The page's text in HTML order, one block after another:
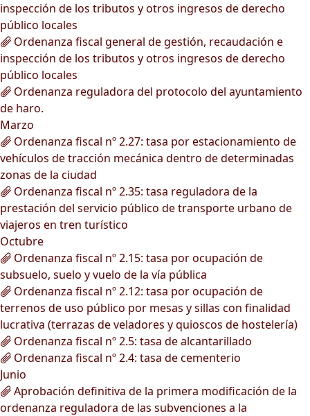
inspección de los tributos y otros ingresos de derecho
público locales
Ordenanza fiscal general de gestión, recaudación e
inspección de los tributos y otros ingresos de derecho
público locales
Ordenanza reguladora del protocolo del ayuntamiento
de haro.
Marzo
Ordenanza fiscal nº 2.27: tasa por estacionamiento de
vehículos de tracción mecánica dentro de determinadas
zonas de la ciudad
Ordenanza fiscal nº 2.35: tasa reguladora de la
prestación del servicio público de transporte urbano de
viajeros en tren turístico
Octubre
Ordenanza fiscal nº 2.15: tasa por ocupación de
subsuelo, suelo y vuelo de la vía pública
Ordenanza fiscal nº 2.12: tasa por ocupación de
terrenos de uso público por mesas y sillas con finalidad
lucrativa (terrazas de veladores y quioscos de hostelería)
Ordenanza fiscal nº 2.5: tasa de alcantarillado
Ordenanza fiscal nº 2.4: tasa de cementerio
Junio
Aprobación definitiva de la primera modificación de la
ordenanza reguladora de las subvenciones a la